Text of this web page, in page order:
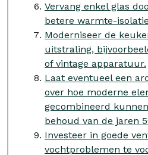
Vervang enkel glas
betere warmte-
Moderniseer de
uitstraling,
of vintage apparatuur.
Laat eventueel een
over hoe moderne
gecombineerd
behoud van de jaren
Investeer in goede
vochtproblemen te